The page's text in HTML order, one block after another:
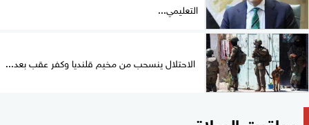
التعليمي...
الاحتلال ينسحب من مخيم قلنديا وكفر عقب بعد...